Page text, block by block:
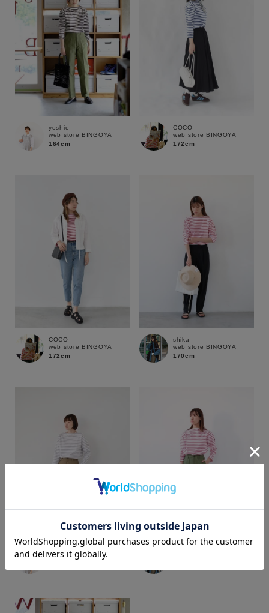
MENS LADIES KIDS
yoshie
web store BINGOYA
164cm
COCO
web store BINGOYA
172cm
COCO
web store BINGOYA
172cm
shika
web store BINGOYA
170cm
yoshie
web store BINGOYA